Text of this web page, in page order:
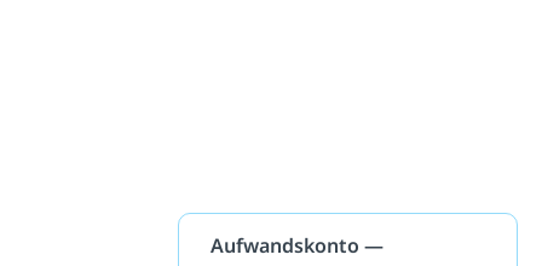
Aufwandskonto —